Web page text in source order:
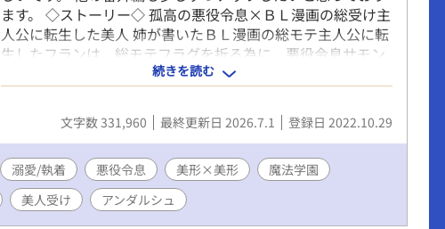
ます。 ◇ストーリー◇ 孤高の悪役令息×ＢＬ漫画の総受け主
人公に転生した美人 姉が書いたＢＬ漫画の総モテ主人公に転
生したフランは、総モテフラグを折る為に、悪役令息サモン
に取り入ろうとする。しかしサモンは誰にも心を許さない一
匹狼。周囲の人から怖がられ悪鬼と呼ばれる存在。 そんなサ
モンに寄り添い、フランはサモンの悪役フラグも折ろうと決
意する──。 互いに信頼関係を築いて、サモンの腰巾着とな
になって──！？ ・書籍化部分では、web未公開その後の番
外編＊がございます。 総受け設定のキャラだというだけで、
総受けではありません。CPは固定。 自分好みに育っちゃった
続きを読む
文字数 331,960 最終更新日 2026.7.1 登録日 2022.10.29
溺愛/執着 悪役令息 美形×美形
魔法学園
美人受け アンダルシュ